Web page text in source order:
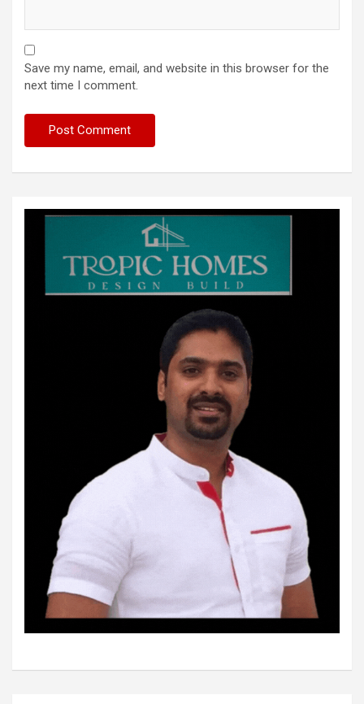
Save my name, email, and website in this browser for the
next time I comment.